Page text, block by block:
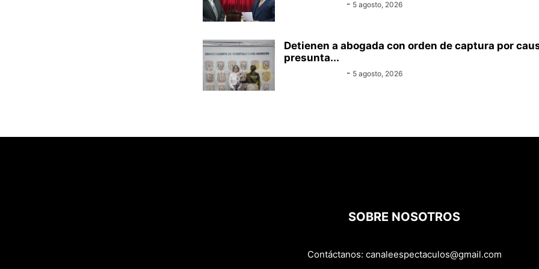
- 5 agosto, 2026
Detienen a abogada con orden de captura por
presunta...
- 5 agosto, 2026
SOBRE NOSOTROS
Contáctanos: canaleespectaculos@gmail.com